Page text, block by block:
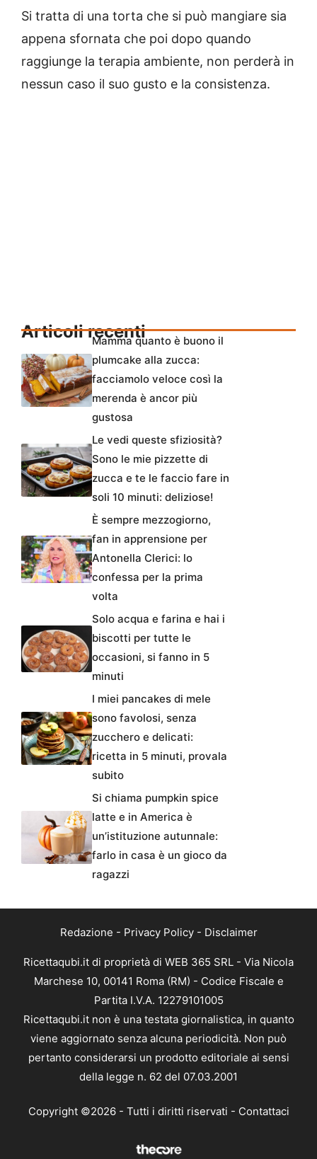
Si tratta di una torta che si può mangiare sia
appena sfornata che poi dopo quando
raggiunge la terapia ambiente, non perderà in
nessun caso il suo gusto e la consistenza.
Articoli recentiMamma quanto è buono il
plumcake alla zucca:
facciamolo veloce così la
merenda è ancor più
gustosa
Le vedi queste sfiziosità?
Sono le mie pizzette di
zucca e te le faccio fare in
soli 10 minuti: deliziose!
È sempre mezzogiorno,
fan in apprensione per
Antonella Clerici: lo
confessa per la prima
volta
Solo acqua e farina e hai i
biscotti per tutte le
occasioni, si fanno in 5
minuti
I miei pancakes di mele
sono favolosi, senza
zucchero e delicati:
ricetta in 5 minuti, provala
subito
Si chiama pumpkin spice
latte e in America è
un’istituzione autunnale:
farlo in casa è un gioco da
ragazzi
Redazione - Privacy Policy- Disclaimer
Ricettaqubi.it di proprietà di WEB 365 SRL - Via Nicola
Marchese 10, 00141 Roma (RM) - Codice Fiscale e
Partita I.V.A. 12279101005
Ricettaqubi.it non è una testata giornalistica, in quanto
viene aggiornato senza alcuna periodicità. Non può
pertanto considerarsi un prodotto editoriale ai sensi
della legge n. 62 del 07.03.2001
Copyright ©2026 - Tutti i diritti riservati - Contattaci